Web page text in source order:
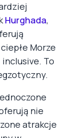
Hurghada,
Morze
To
nie
atrakcje